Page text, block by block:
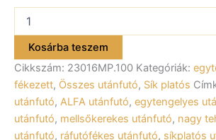
23016MP.100-
egytengelyes
fékezett
utánfutó
300x160cm
–
Kosárba teszem
Cikkszám: 23016MP.100 Kategóriák:
fékezett, Összes utánfutó, Sík platós
utánfutó, ALFA utánfutó, egytengelyes
utánfutó, mellsőkerekes utánfutó, nagy
utánfutó, ráfutófékes utánfutó, síkplatós